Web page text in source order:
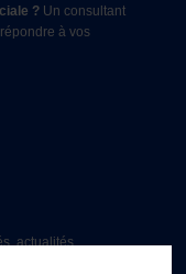
? Un consultant
à vos
actualités...